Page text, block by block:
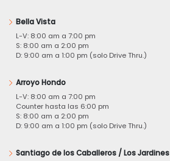
Bella Vista
L-V: 8:00 am a 7:00 pm
S: 8:00 am a 2:00 pm
D: 9:00 am a 1:00 pm (solo Drive Thru.)
Arroyo Hondo
L-V: 8:00 am a 7:00 pm
Counter hasta las 6:00 pm
S: 8:00 am a 2:00 pm
D: 9:00 am a 1:00 pm (solo Drive Thru.)
Santiago de los Caballeros / Los Jardines